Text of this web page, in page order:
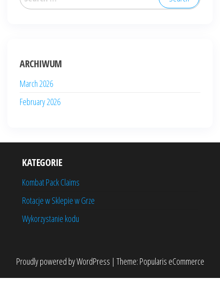
for:
ARCHIWUM
March 2026
February 2026
KATEGORIE
Kombat Pack Claims
Rotacje w Sklepie w Grze
Wykorzystanie kodu
Proudly powered byWordPress | Theme: Popularis eCommerce